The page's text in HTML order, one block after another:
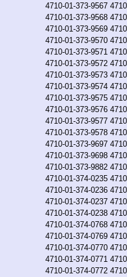
4710-01-373-9567
4710-01-373-9568
4710-01-373-9569
4710-01-373-9570
4710-01-373-9571
4710-01-373-9572
4710-01-373-9573
4710-01-373-9574
4710-01-373-9575
4710-01-373-9576
4710-01-373-9577
4710-01-373-9578
4710-01-373-9697
4710-01-373-9698
4710-01-373-9882
4710-01-374-0235
4710-01-374-0236
4710-01-374-0237
4710-01-374-0238
4710-01-374-0768
4710-01-374-0769
4710-01-374-0770
4710-01-374-0771
4710-01-374-0772